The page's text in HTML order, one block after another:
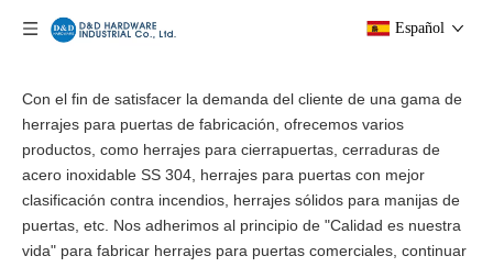
Español
Con el fin de satisfacer la demanda del cliente de una gama de
herrajes para puertas de fabricación, ofrecemos varios
productos, como herrajes para cierrapuertas, cerraduras de
acero inoxidable SS 304, herrajes para puertas con mejor
clasificación contra incendios, herrajes sólidos para manijas de
puertas, etc. Nos adherimos al principio de "Calidad es nuestra
vida" para fabricar herrajes para puertas comerciales, continuar